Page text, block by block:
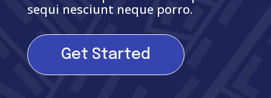
sequi nesciunt neque porro.
Get Started